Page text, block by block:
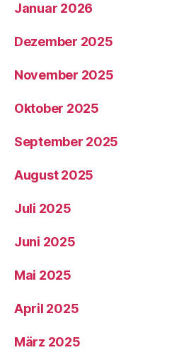
Januar 2026
Dezember 2025
November 2025
Oktober 2025
September 2025
August 2025
Juli 2025
Juni 2025
Mai 2025
April 2025
März 2025